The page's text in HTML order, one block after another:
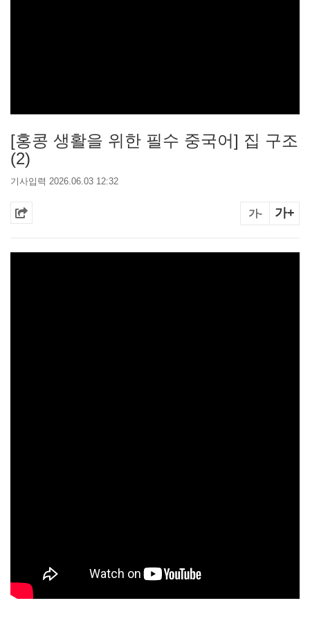
[홍콩 생활을 위한 필수 중국어] 집 구조
(2)
기사입력 2026.06.03 12:32
가- 가+